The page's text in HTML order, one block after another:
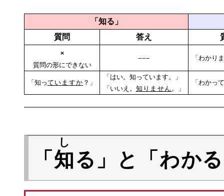
「知る」
質問
答え
×
質問の形にできない
−−− 「わかり
「知っていますか ？」
「はい。知っています。」
「いいえ。 知りません。」
「わかっ
「 知
し
る」と「わか